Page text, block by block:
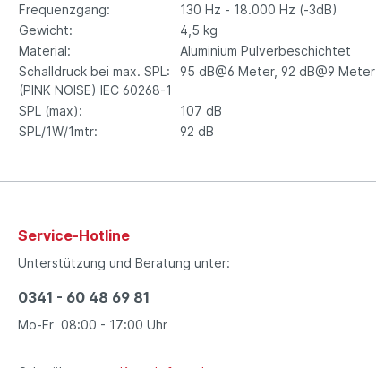
Frequenzgang:
130 Hz - 18.000 Hz (-3dB)
Gewicht:
4,5 kg
Material:
Aluminium Pulverbeschichtet
Schalldruck bei max. SPL:
(PINK NOISE) IEC 60268-1
95 dB@6 Meter, 92 dB@9 Meter
SPL (max):
107 dB
SPL/1W/1mtr:
92 dB
Service-Hotline
Unterstützung und Beratung unter:
0341 - 60 48 69 81
Mo-Fr 08:00 - 17:00 Uhr